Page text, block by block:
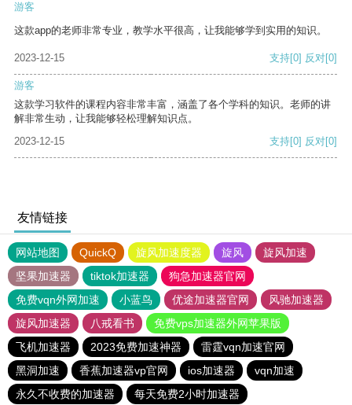
游客
这款app的老师非常专业，教学水平很高，让我能够学到实用的知识。
2023-12-15 支持[0] 反对[0]
游客
这款学习软件的课程内容非常丰富，涵盖了各个学科的知识。老师的讲
解非常生动，让我能够轻松理解知识点。
2023-12-15
支持[0] 反对[0]
友情链接
网站地图 QuickQ 旋风加速度器 旋风
旋风加速
坚果加速器
tiktok加速器
狗急加速器官网
免费vqn外网加速
小蓝鸟 优途加速器官网
风驰加速器
旋风加速器
八戒看书
免费vps加速器外网苹果版
飞机加速器
2023免费加速神器
雷霆vqn加速官网
黑洞加速
香蕉加速器vp官网 ios加速器
vqn加速
永久不收费的加速器
每天免费2小时加速器